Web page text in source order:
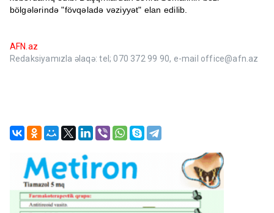
bölgələrində "fövqəladə vəziyyət" elan edilib.
AFN.az
Redaksiyamızla əlaqə: tel; 070 372 99 90, e-mail office@afn.az